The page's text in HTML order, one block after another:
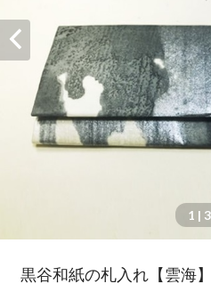
1 | 3
黒谷和紙の札入れ【雲海】